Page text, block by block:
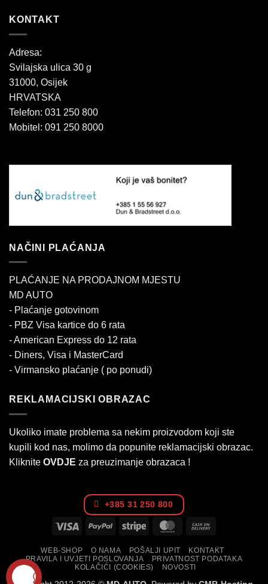
KONTAKT
Adresa:
Svilajska ulica 30 g
31000, Osijek
HRVATSKA
Telefon: 031 250 800
Mobitel: 091 250 8000
NAČINI PLAĆANJA
PLAĆANJE NA PRODAJNOM MJESTU
MD AUTO
- Plaćanje gotovinom
- PBZ Visa kartice do 6 rata
- American Express do 12 rata
- Diners, Visa i MasterCard
- Virmansko plaćanje ( po ponudi)
REKLAMACIJSKI OBRAZAC
Ukoliko imate problema sa nekim proizvodom koji ste
kupili kod nas, molimo da popunite reklamacijski obrazac.
Kliknite OVDJE za preuzimanje obrazaca !
+385 31 250 800
Visa PayPal Stripe MasterCard
Delivery
WEB-SHOP O NAMA POŠALJI UPIT
KONTAKT
PRAVILA I UVJETI POSLOVANJA
PRIVATNOST PODATAKA
KOLAČIĆI (COOKIES)
NOVOSTI